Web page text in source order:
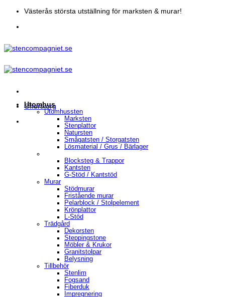
Skip
content
Västerås största utställning för marksten & murar!
Offertkorg
Utomhus
Utomhussten
Marksten
Stenplattor
Natursten
Smågatsten / Storgatsten
Lösmaterial / Grus / Bärlager
Blocksteg & Trappor
Kantsten
G-Stöd / Kantstöd
Murar
Stödmurar
Fristående murar
Pelarblock / Stolpelement
Krönplattor
L-Stöd
Trädgård
Dekorsten
Steppingstone
Möbler & Krukor
Granitstolpar
Belysning
Tillbehör
Stenlim
Fogsand
Fiberduk
Impregnering